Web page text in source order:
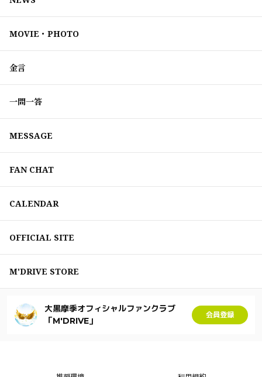
MOVIE・PHOTO
金言
一問一答
MESSAGE
FAN CHAT
CALENDAR
OFFICIAL SITE
M'DRIVE STORE
大黒摩季オフィシャルファンクラブ
「M'DRIVE」
会員登録